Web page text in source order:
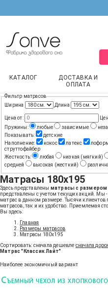
КАТАЛОГ
ДОСТАВКА И
ОПЛАТА
Фильтр матрасов
Ширина
Длина
Цена от:
Пружины:
любые зависимые
Показывать:
детские
Наполнение:
кокос латекс
струттофайбер
Жесткость:
любая низкая (мягкий)
средней
высокая (жесткий)
Матрасы 180х195
Здесь представлены матрасы с размером
представлены с учетом текущих акций. Мы
матрас в данном размере. Тысячи клиентов
матрасов, так и их удобство. Приемлемая
Вы здесь:
Главная
Размеры матрасов
Матрасы 180x195
Сортировать: сначала дешевле сначала
Матрас "Классик Лайт"
Наиболее экономичный вариант